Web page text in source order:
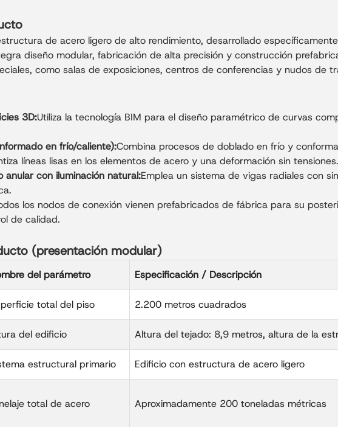
de acero ligero de alto rendimiento, desarrollado
diseño modular, fabricación de alta precisión y construcción
como salas de exposiciones, centros de conferencias y nudos de
3D:Utiliza la tecnología BIM para el diseño paramétrico de curvas
en frío/caliente):Combina procesos de doblado en frío y
líneas lisas en los elementos de acero y una deformación sin tensiones.
con iluminación natural:Emplea un sistema de vigas radiales con
los nodos de conexión vienen prefabricados de fábrica para su
de calidad.
(presentación modular)
del parámetro Especificación / Descripción
total del piso 2.200 metros cuadrados
del edificio Altura del tejado: 8,9 metros, altura de la
estructural primario Edificio con estructura de acero ligero
total de acero Aproximadamente 200 toneladas métricas